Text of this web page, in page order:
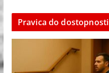
Pravica do dostopnosti